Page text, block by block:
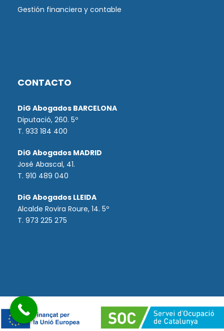
Gestión financiera y contable
CONTACTO
DiG Abogados BARCELONA
Diputació, 260. 5º
T. 933 184 400
DiG Abogados MADRID
José Abascal, 41.
T. 910 489 040
DiG Abogados LLEIDA
Alcalde Rovira Roure, 14. 5º
T. 973 225 275